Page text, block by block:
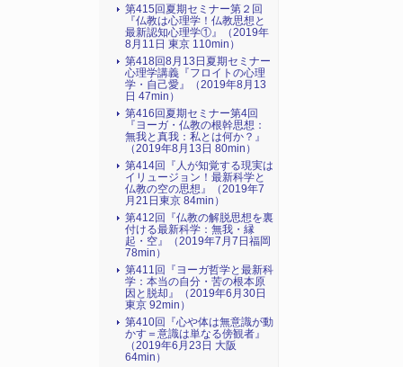
第415回夏期セミナー第２回
『仏教は心理学！仏教思想と
最新認知心理学①』（2019年
8月11日 東京 110min）
第418回8月13日夏期セミナー
心理学講義『フロイトの心理
学・自己愛』（2019年8月13
日 47min）
第416回夏期セミナー第4回
『ヨーガ・仏教の根幹思想：
無我と真我：私とは何か？』
（2019年8月13日 80min）
第414回『人が知覚する現実は
イリュージョン！最新科学と
仏教の空の思想』（2019年7
月21日東京 84min）
第412回『仏教の解脱思想を裏
付ける最新科学：無我・縁
起・空』（2019年7月7日福岡
78min）
第411回『ヨーガ哲学と最新科
学：本当の自分・苦の根本原
因と脱却』（2019年6月30日
東京 92min）
第410回『心や体は無意識が動
かす＝意識は単なる傍観者』
（2019年6月23日 大阪
64min）